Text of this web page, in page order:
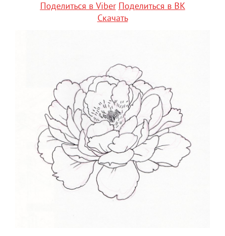
Поделиться в Viber Поделиться в ВК
Скачать